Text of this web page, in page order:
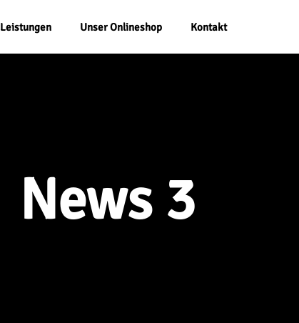
Leistungen Unser Onlineshop Kontakt
News 3